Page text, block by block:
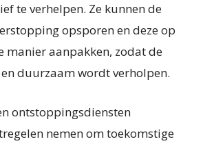
te verhelpen. Ze kunnen de
opsporen en deze op
manier aanpakken, zodat de
duurzaam wordt verholpen.
ontstoppingsdiensten
nemen om toekomstige